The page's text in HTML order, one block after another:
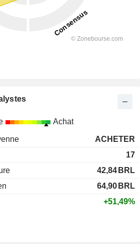
Achat
ACHETER
17
42,84 BRL
64,90 BRL
+51,49%